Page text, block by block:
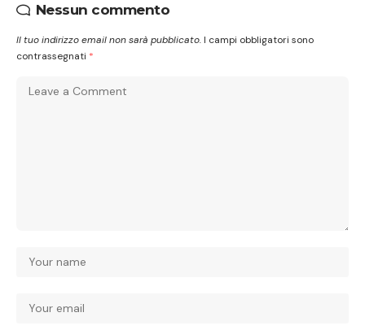
Nessun commento
Il tuo indirizzo email non sarà pubblicato. I campi obbligatori sono
contrassegnati *